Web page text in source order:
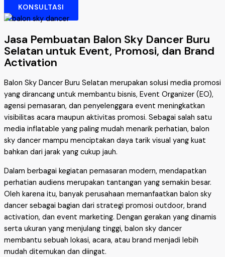
KONSULTASI
Jasa Pembuatan Balon Sky Dancer Buru
Selatan untuk Event, Promosi, dan Brand
Activation
Balon Sky Dancer Buru Selatan merupakan solusi media promosi
yang dirancang untuk membantu bisnis, Event Organizer (EO),
agensi pemasaran, dan penyelenggara event meningkatkan
visibilitas acara maupun aktivitas promosi. Sebagai salah satu
media inflatable yang paling mudah menarik perhatian, balon
sky dancer mampu menciptakan daya tarik visual yang kuat
bahkan dari jarak yang cukup jauh.
Dalam berbagai kegiatan pemasaran modern, mendapatkan
perhatian audiens merupakan tantangan yang semakin besar.
Oleh karena itu, banyak perusahaan memanfaatkan balon sky
dancer sebagai bagian dari strategi promosi outdoor, brand
activation, dan event marketing. Dengan gerakan yang dinamis
serta ukuran yang menjulang tinggi, balon sky dancer
membantu sebuah lokasi, acara, atau brand menjadi lebih
mudah ditemukan dan diingat.